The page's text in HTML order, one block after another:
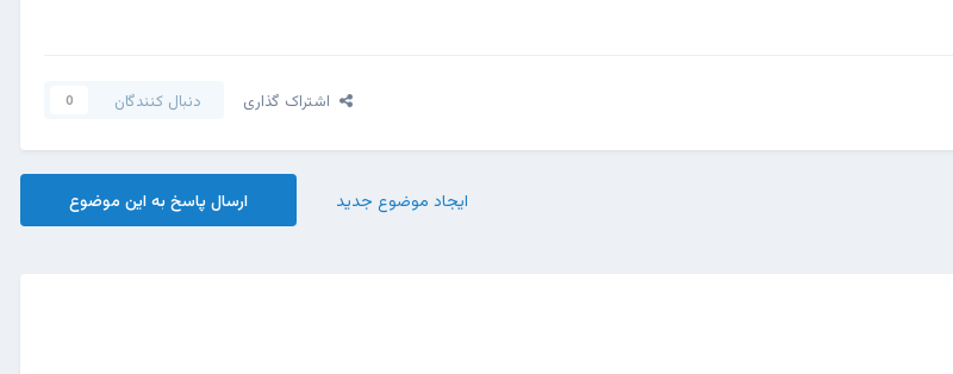
اشتراک گذاری دنبال کنندگان 0
ارسال پاسخ به این موضوع ایجاد موضوع جدید